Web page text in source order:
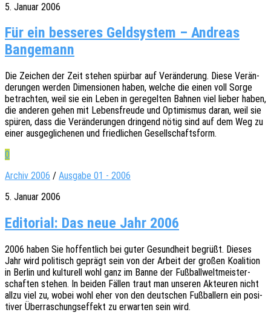
5. Januar 2006
Für ein besseres Geldsystem – Andreas
Bangemann
Die Zeichen der Zeit stehen spür­bar auf Verän­de­rung. Diese Verän­
de­run­gen werden Dimen­sio­nen haben, welche die einen voll Sorge
betrach­ten, weil sie ein Leben in gere­gel­ten Bahnen viel lieber haben,
die ande­ren gehen mit Lebens­freu­de und Opti­mis­mus daran, weil sie
spüren, dass die Verän­de­run­gen drin­gend nötig sind auf dem Weg zu
einer ausge­gli­che­nen und fried­li­chen Gesellschaftsform.
0
Archiv 2006 / Ausgabe 01 - 2006
5. Januar 2006
Editorial: Das neue Jahr 2006
2006 haben Sie hoffent­lich bei guter Gesund­heit begrüßt. Dieses
Jahr wird poli­tisch geprägt sein von der Arbeit der großen Koali­ti­on
in Berlin und kultu­rell wohl ganz im Banne der Fußball­welt­meis­ter­
schaf­ten stehen. In beiden Fällen traut man unse­ren Akteu­ren nicht
allzu viel zu, wobei wohl eher von den deut­schen Fußbal­lern ein posi­
ti­ver Über­ra­schungs­ef­fekt zu erwar­ten sein wird.